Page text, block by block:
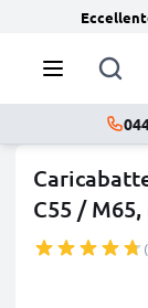
C55 /